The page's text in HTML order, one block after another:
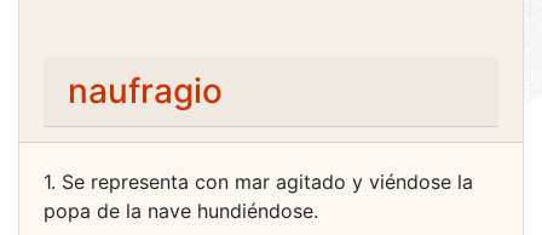
naufragio
1. Se representa con mar agitado y viéndose la
popa de la nave hundiéndose.